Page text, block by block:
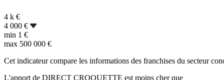
4 k €
4 000 €
min 1 €
max 500 000 €
Cet indicateur compare les informations des franchises du secteur
L'apport de DIRECT CROQUETTE est moins cher que